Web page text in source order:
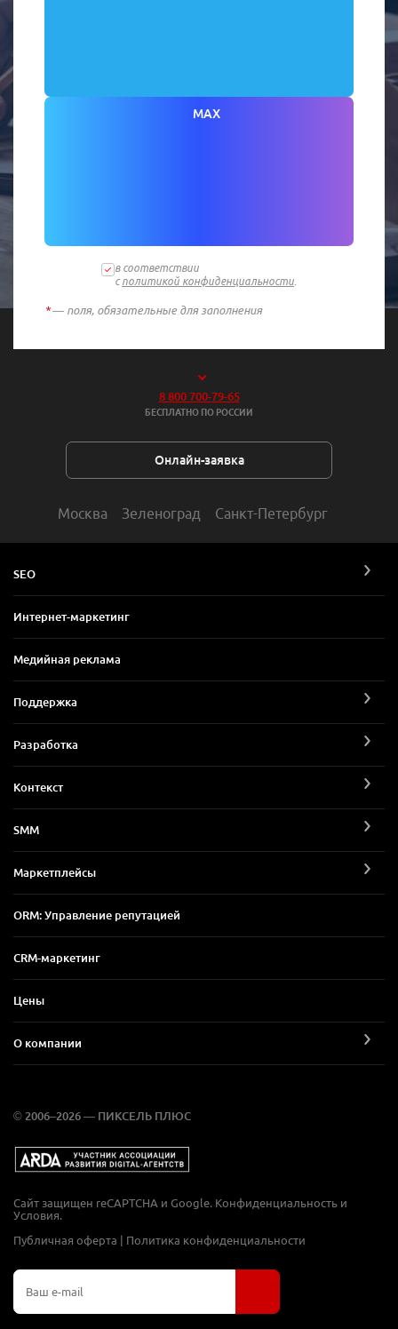
MAX
в соответствии
с политикой конфиденциальности
*— поля, обязательные для заполнения
8 800 700-79-65
БЕСПЛАТНО ПО РОССИИ
Онлайн-заявка
Москва Зеленоград Санкт-Петербург
SEO
Интернет-маркетинг
Медийная реклама
Поддержка
Разработка
Контекст
SMM
Маркетплейсы
ORM: Управление репутацией
CRM-маркетинг
Цены
О компании
© 2006–2026 — ПИКСЕЛЬ ПЛЮС
Сайт защищен reCAPTCHA и Google. Конфиденциальность и
Условия
Публичная оферта | Политика конфиденциальности